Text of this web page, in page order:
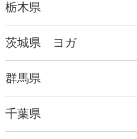
栃木県
茨城県 ヨガ
群馬県
千葉県